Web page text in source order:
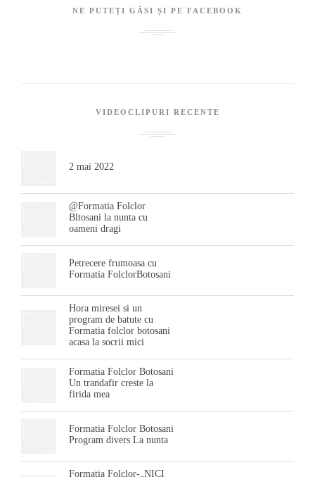
NE PUTEȚI GĂSI ȘI PE FACEBOOK
VIDEOCLIPURI RECENTE
2 mai 2022
@Formatia Folclor
Bltosani la nunta cu
oameni dragi
Petrecere frumoasa cu
Formatia FolclorBotosani
Hora miresei si un
program de batute cu
Formatia folclor botosani
acasa la socrii mici
Formatia Folclor Botosani
Un trandafir creste la
firida mea
Formatia Folclor Botosani
Program divers La nunta
Formatia Folclor-„NICI